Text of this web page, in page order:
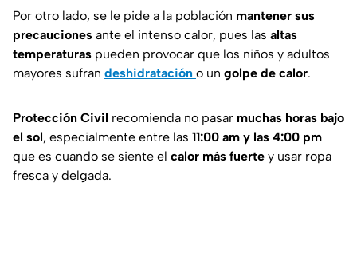
Por otro lado, se le pide a la población mantener sus
precauciones ante el intenso calor, pues las altas
temperaturas pueden provocar que los niños y adultos
mayores sufran deshidratación o un golpe de calor.
Protección Civil recomienda no pasar muchas horas bajo
el sol, especialmente entre las 11:00 am y las 4:00 pm
que es cuando se siente el calor más fuerte y usar ropa
fresca y delgada.